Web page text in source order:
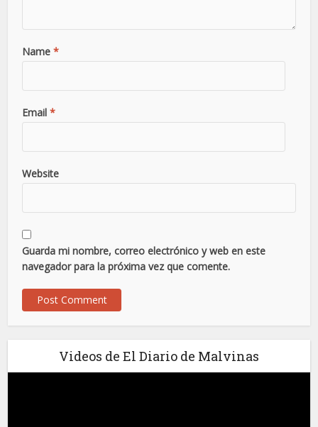
Name *
Email *
Website
Guarda mi nombre, correo electrónico y web en este
navegador para la próxima vez que comente.
Videos de El Diario de Malvinas